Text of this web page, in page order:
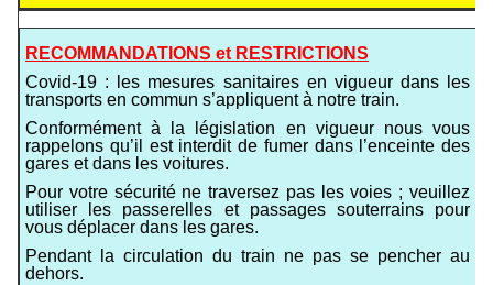
RECOMMANDATIONS et RESTRICTIONS
Covid-19 : les mesures sanitaires en vigueur dans les
transports en commun s’appliquent à notre train.
Conformément à la législation en vigueur nous vous
rappelons qu’il est interdit de fumer dans l’enceinte des
gares et dans les voitures.
Pour votre sécurité ne traversez pas les voies ; veuillez
utiliser les passerelles et passages souterrains pour
vous déplacer dans les gares.
Pendant la circulation du train ne pas se pencher au
dehors.